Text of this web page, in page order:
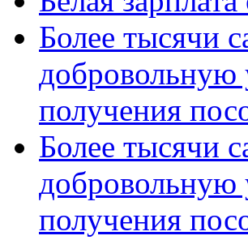
Более тысячи
добровольную
получения
Более тысячи
добровольную
получения